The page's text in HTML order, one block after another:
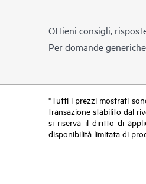
Ottieni consigli,
Per domande
*Tutti i prezzi mostrati
transazione stabilito dal
si riserva il diritto di
disponibilità limitata di